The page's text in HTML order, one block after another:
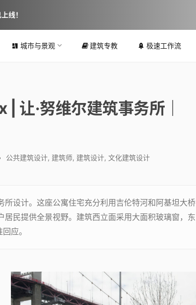
城市与景观 建筑专教 极速工作流
·努维尔建筑事务所｜
公共建筑设计, 建筑师, 建筑设计, 文化建筑设计
所设计。这座公寓住宅充分利用吉伦特河和阿基坦大桥
民提供全景视野。建筑西立面采用大面积玻璃窗，东
应。
线！